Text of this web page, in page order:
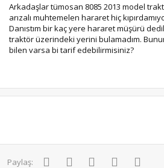
l
a
t
a
n
a
r
i
h
i
Arkadaşlar tümosan 8085 2013 model
arızalı muhtemelen hararet hiç
Danıstım bir kaç yere hararet müşürü
traktör üzerindeki yerini bulamadım.
bilen varsa bi tarif edebilirmisiniz?
Paylaş: FacebookTwitter PinterestWhatsApp